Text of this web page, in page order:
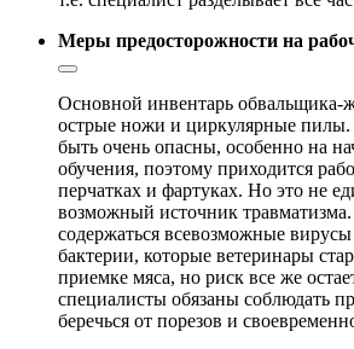
Меры предосторожности на
Основной инвентарь обвальщика-
острые ножи и циркулярные
быть очень опасны, особенно на
обучения, поэтому приходится
перчатках и фартуках. Но это не
возможный источник
содержаться всевозможные
бактерии, которые ветеринары
приемке мяса, но риск все же
специалисты обязаны соблюдать
беречься от порезов и